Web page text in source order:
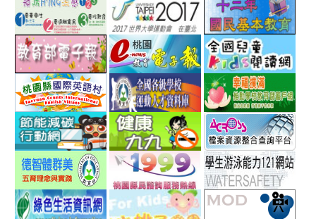
link
to
http://www.perdc.ntnu.edu.tw/anti-
flu/catalog.php?
MainCatalogID=2
link
http://
link
to
http://epaper.edu.tw/
link
to
http://163.30.192.132/
link
to
http://ev.tyc.edu.tw/
link
to
https://
to
link
to
http://ecolife.epa.gov.tw/cooler/default.aspx
link
to
http://
link
http://arteducation.sce.ntnu.edu.tw/fullfive/
link
to
http://www.tycg.gov.tw/
sn=240
link
to
link
to